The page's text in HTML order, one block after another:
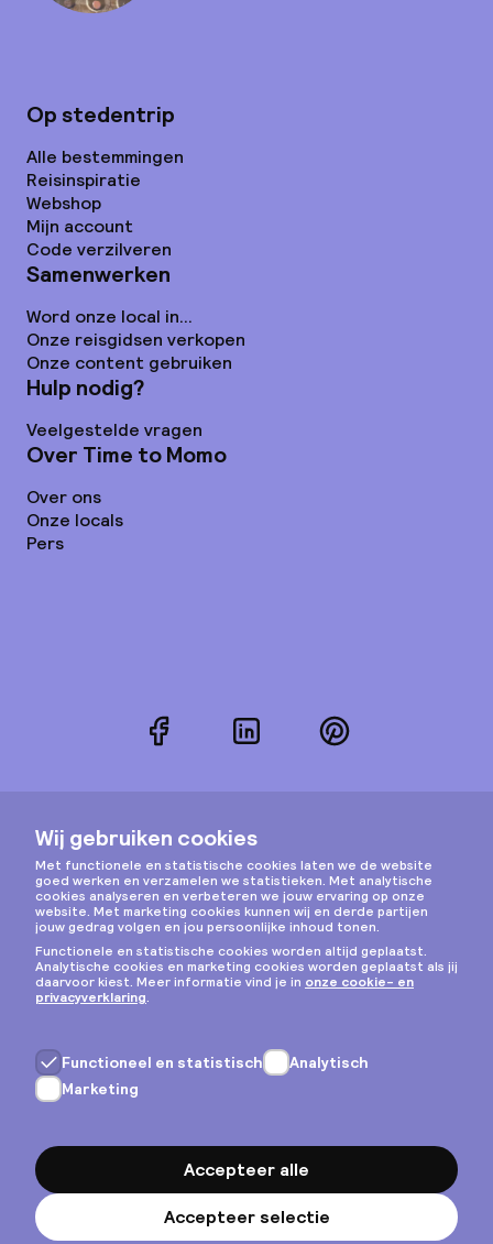
Op stedentrip
Alle bestemmingen
Reisinspiratie
Webshop
Mijn account
Code verzilveren
Samenwerken
Word onze local in...
Onze reisgidsen verkopen
Onze content gebruiken
Hulp nodig?
Veelgestelde vragen
Over Time to Momo
Over ons
Onze locals
Pers
FacebookLinkedInPinterest
Instagram
Privacy & cookies
Algemene voorwaarden